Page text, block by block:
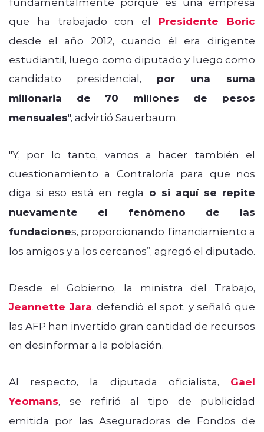
que ha trabajado con el Presidente Boric
desde el año 2012, cuando él era dirigente
estudiantil, luego como diputado y luego como
candidato presidencial, por una suma
millonaria de 70 millones de pesos
mensuales", advirtió Sauerbaum.
"Y, por lo tanto, vamos a hacer también el
cuestionamiento a Contraloría para que nos
diga si eso está en regla o si aquí se repite
nuevamente el fenómeno de las
fundaciones, proporcionando financiamiento a
los amigos y a los cercanos”, agregó el diputado.
Desde el Gobierno, la ministra del Trabajo,
Jeannette Jara, defendió el spot, y señaló que
las AFP han invertido gran cantidad de recursos
en desinformar a la población.
Al respecto, la diputada oficialista, Gael
Yeomans, se refirió al tipo de publicidad
emitida por las Aseguradoras de Fondos de